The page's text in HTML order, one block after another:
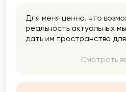
Для меня ценно, что
реальность актуальных
дать им пространство
Это шанс увидеть свои
Смотреть